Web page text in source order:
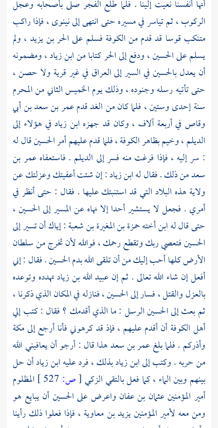
أنها أنفسنا نعيت إلينا . فلما طلع الفجر صلى بأصحابه وعجل
الركوب ، ثم تياسر في مسيره حتى انتهى إلىنينوى، فإذا راكب
متنكب قوسا قد قدم منالكوفة فسلم علىالحر بن يزيد ، ولم
يسلم علىالحسين، ودفع إلىالحركتابا منابن زياد، ومضمونه
أن يعدلبالحسينفي السير إلىالعراق في غير قرية ولا حصن ،
حتى تأتيه رسله وجنوده ، وذلك يوم الخميس الثاني من المحرم
سنة إحدى وستين ، فلما كان من الغد قدمعمر بن سعد بن أبي
وقاص في أربعة آلاف ، وكان قد جهزه ابن زيادفي هؤلاء إلى
الديلم، وخيم بظاهرالكوفة، فلما قدم عليهم أمرالحسينقال له
: سر إليه ، فإذا فرغت منه فسر إلى الديلم . فاستعفاهعمر بن
سعدمن ذلك . فقال لهابن زياد: إن شئت أعفيتك وعزلتك عن
ولاية هذه البلاد التي قد استنبتك عليها . فقال : حتى أنظر في
أمري . فجعل لا يستشير أحدا إلا نهاه عن المسير إلىالحسين،
حتى قال له ابن أختهحمزة بن المغيرة بن شعبة: إياك أن تسير إلى
الحسينفتعصي ربك وتقطع رحمك ، فوالله لأن تخرج من سلطان
الأرض كلها أحب إليك من أن تلقى الله بدمالحسين. فقال : إني
أفعل إن شاء الله تعالى . ثم إنعبيد الله بن زيادتهدده وتوعده
بالعزل والقتل ، فسار إلىالحسين، فنازله في المكان الذي ذكرنا ،
ثم بعث إلىالحسينالرسل : ما الذي أقدمك ؟ فقال : كتب إلي
أهلالكوفةأن أقدم عليهم ، فإذ قد كرهوني فأنا أرجع إلىمكة
وأذركم . فلما بلغعمر بن سعدهذا قال : أرجو أن يعافيني الله
من حربه . وكتب إلىابن زيادبذلك ، فرد عليهابن زيادأن حل
بينهم وبين الماء ، كما فعل بالتقي الزكي[ص:
المظلوم
أمير المؤمنينعثمان بن عفان واعرض علىالحسينأن يبايع هو
ومن معه لأمير المؤمنينيزيد بن معاوية ، فإذا فعلوا ذلك رأينا